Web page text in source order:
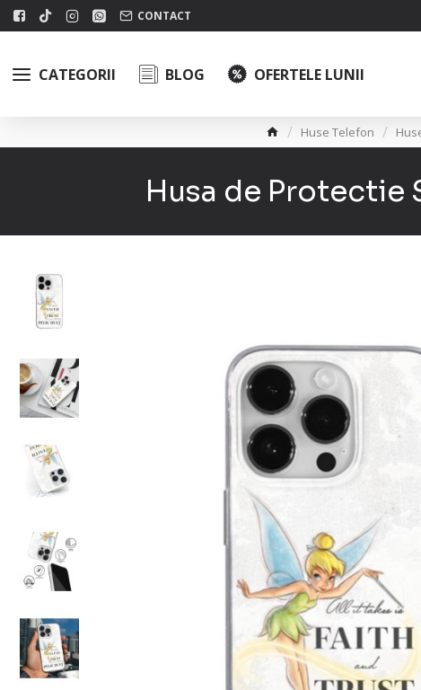
CONTACT
CATEGORII BLOG OFERTELE LUNII
Huse Telefon
Husa de Protectie